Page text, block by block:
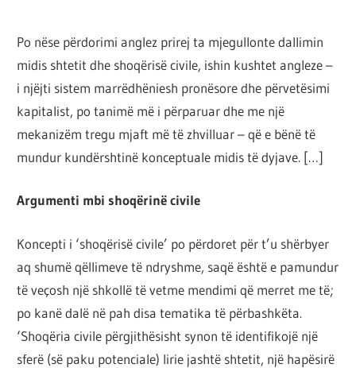
Po nëse përdorimi anglez prirej ta mjegullonte dallimin
midis shtetit dhe shoqërisë civile, ishin kushtet angleze –
i njëjti sistem marrëdhëniesh pronësore dhe përvetësimi
kapitalist, po tanimë më i përparuar dhe me një
mekanizëm tregu mjaft më të zhvilluar – që e bënë të
mundur kundërshtinë konceptuale midis të dyjave. […]
Argumenti mbi shoqërinë civile
Koncepti i ‘shoqërisë civile’ po përdoret për t’u shërbyer
aq shumë qëllimeve të ndryshme, saqë është e pamundur
të veçosh një shkollë të vetme mendimi që merret me të;
po kanë dalë në pah disa tematika të përbashkëta.
‘Shoqëria civile përgjithësisht synon të identifikojë një
sferë (së paku potenciale) lirie jashtë shtetit, një hapësirë